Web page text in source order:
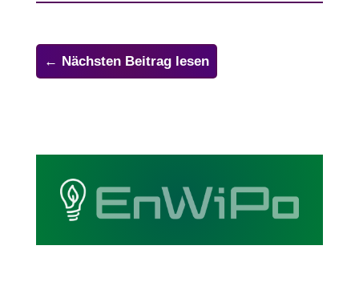
← Nächsten Beitrag lesen